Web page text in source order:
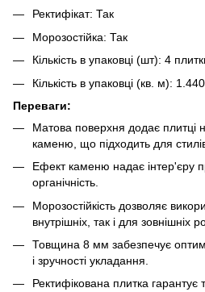
Ректифікат: Так
Морозостійка: Так
Кількість в упаковці (шт): 4
Кількість в упаковці (кв. м):
Переваги:
Матова поверхня додає плитці
каменю, що підходить для
Ефект каменю надає інтер'єру
органічність.
Морозостійкість дозволяє
внутрішніх, так і для зовнішніх
Товщина 8 мм забезпечує
і зручності укладання.
Ректифікована плитка гарантує